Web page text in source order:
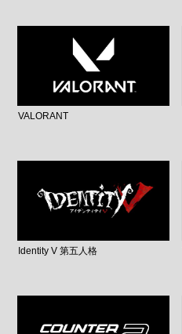
VALORANT
Identity V 第五人格